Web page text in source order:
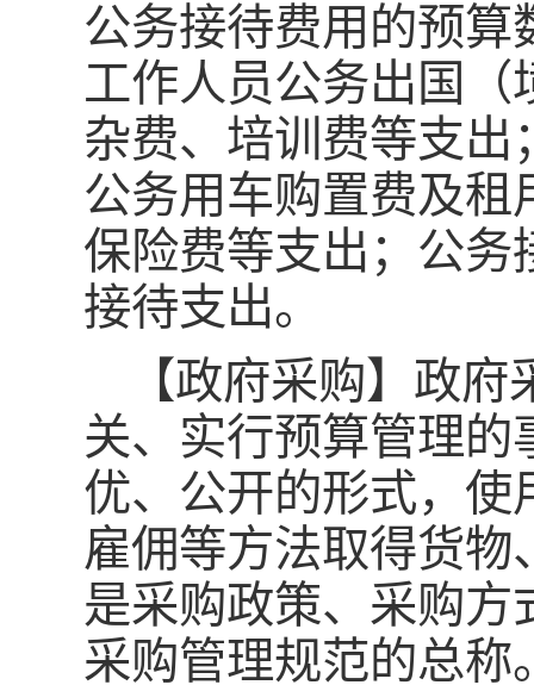
公务接待费用的预
工作人员公务出国
杂费、培训费等支
公务用车购置费及
保险费等支出；公务
接待支出。
【政府采购】政
关、实行预算管理
优、公开的形式，使
雇佣等方法取得货
是采购政策、采购
采购管理规范的总称